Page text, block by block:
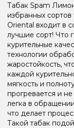
Табак Spam
избранных
Oriental входит в
лучшие сорт! Что
курительные
технологии
жаростойкость,
каждой
мягкость и
прогревается и
легка в
что делает
Такой табак